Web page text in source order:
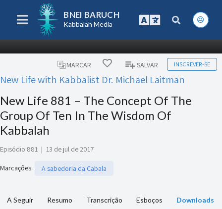
BNEI BARUCH
Kabbalah Media
MARCAR SALVAR INSCREVER-SE
New Life with Kabbalist Dr. Michael Laitman
New Life 881 – The Concept Of The
Group Of Ten In The Wisdom Of
Kabbalah
Episódio 881 | 13 de jul de 2017
Marcações: A sabedoria da Cabala
A Seguir Resumo Transcrição Esboços Downloads